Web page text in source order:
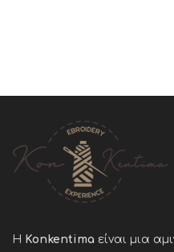
Η Konkentima είναι μια